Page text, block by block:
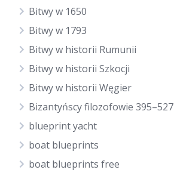
Bitwy w 1650
Bitwy w 1793
Bitwy w historii Rumunii
Bitwy w historii Szkocji
Bitwy w historii Węgier
Bizantyńscy filozofowie 395–527
blueprint yacht
boat blueprints
boat blueprints free